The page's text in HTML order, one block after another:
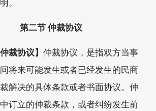
。
第二节 仲裁协议
裁协议】仲裁协议，是指双方当事
将来可能发生或者已经发生的民商
解决的具体条款或者书面协议。仲
订立的仲裁条款，或者纠纷发生前